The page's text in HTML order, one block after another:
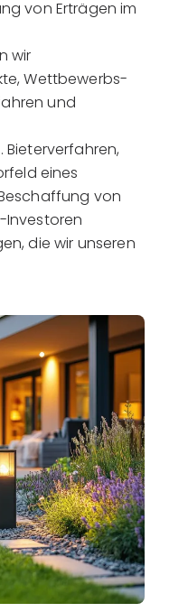
von Erträgen im
wir
Wettbewerbs-
und
eines
von
Investoren
die wir unseren